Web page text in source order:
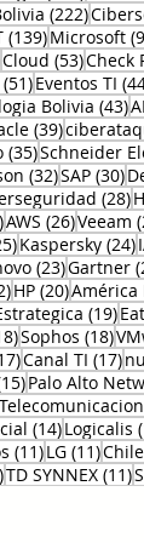
entradas
(222)222
(139)139
Microsoft
54 entradas
Cloud (53)53
Check
(51)51 entradas
Eventos TI
Bolivia (43)
(39)39
(35)35 entradas
Schneider
(32)32
SAP (30)
(28)
26 entradas
AWS (26)26
Veeam
25 entradas
Kaspersky (24)
(23)23
Gartner
22 entradas
HP (20)20
América
(19)19
18 entradas
Sophos (18)18
17 entradas
Canal TI (17)17
15 entradas
Palo Alto
entradas
(14)14
Logicalis
(11)11 entradas
LG (11)11
Chile
11 entradas
TD SYNNEX (11)